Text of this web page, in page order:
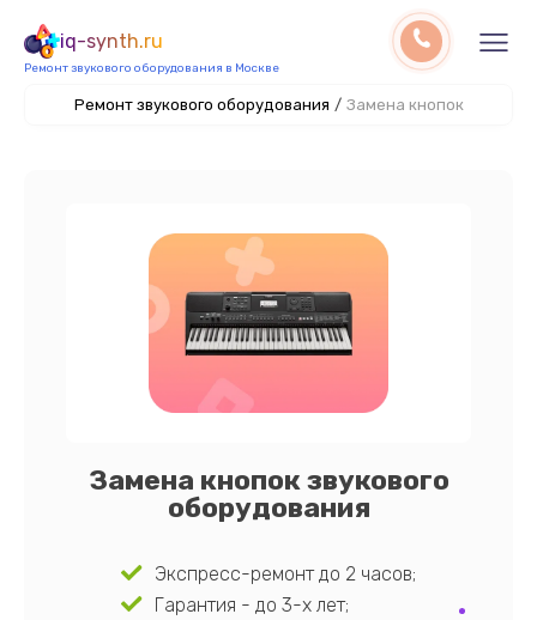
iq-synth.ru
Ремонт звукового оборудования в Москве
Ремонт звукового оборудования / Замена кнопок
Замена кнопок звукового
оборудования
Экспресс-ремонт до 2 часов;
Гарантия - до 3-х лет;